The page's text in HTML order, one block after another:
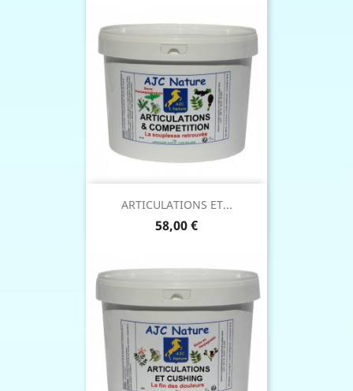
ARTICULATIONS ET...
Prix
58,00 €